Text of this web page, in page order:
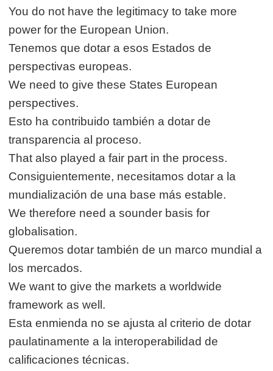
You do not have the legitimacy to take more
power for the European Union.
Tenemos que dotar a esos Estados de
perspectivas europeas.
We need to give these States European
perspectives.
Esto ha contribuido también a dotar de
transparencia al proceso.
That also played a fair part in the process.
Consiguientemente, necesitamos dotar a la
mundialización de una base más estable.
We therefore need a sounder basis for
globalisation.
Queremos dotar también de un marco mundial a
los mercados.
We want to give the markets a worldwide
framework as well.
Esta enmienda no se ajusta al criterio de dotar
paulatinamente a la interoperabilidad de
calificaciones técnicas.